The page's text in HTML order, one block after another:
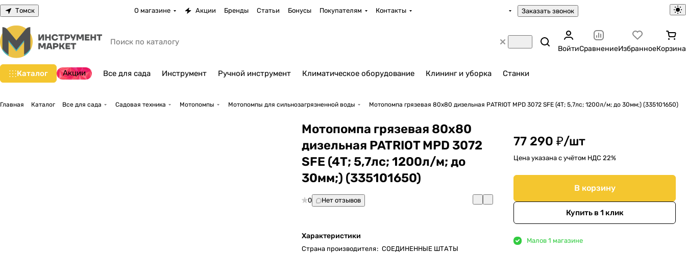
Томск О магазине Акции Бренды Статьи Бонусы Покупателям Контакты Заказать звонок
ВойтиСравнениеИзбранноеКорзина
Каталог Акции Все для сада Инструмент Ручной инструмент Климатическое оборудование Клининг и уборка Станки
Главная Каталог Все для сада Садовая техника Мотопомпы Мотопомпы для сильнозагрязненной воды Мотопомпа грязевая 80х80 дизельная PATRIOT MPD 3072 SFE (4Т; 5,7лс; 1200л/м; до 30мм;) (335101650)
Мотопомпа грязевая 80х80
дизельная PATRIOT MPD 3072
SFE (4Т; 5,7лс; 1200л/м; до
30мм;) (335101650)
0 Нет отзывов
Характеристики
Страна производителя: СОЕДИНЕННЫЕ ШТАТЫ
77 290 ₽/шт
Цена указана с учётом НДС 22%
В корзину
Купить в 1 клик
Малов 1 магазине